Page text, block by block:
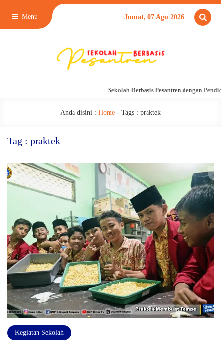
Menu Jumat, 07 Agu 2026
Sekolah Berbasis Pesantren dengan
Anda disini : Home - Tags : praktek
Tag : praktek
Kegiatan Sekolah